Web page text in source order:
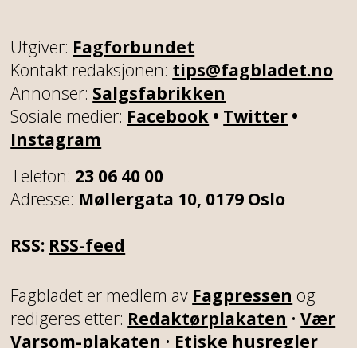
Utgiver: Fagforbundet
Kontakt redaksjonen: tips@fagbladet.no
Annonser: Salgsfabrikken
Sosiale medier: Facebook • Twitter •
Instagram
Telefon: 23 06 40 00
Adresse: Møllergata 10, 0179 Oslo
RSS: RSS-feed
Fagbladet er medlem av Fagpressen og
redigeres etter: Redaktørplakaten • Vær
Varsom-plakaten • Etiske husregler